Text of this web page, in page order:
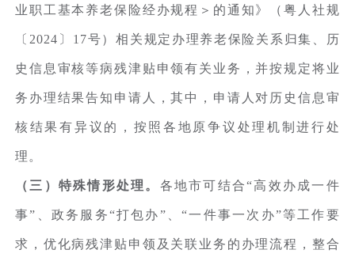
业职工基本养老保险经办规程＞的通知》（粤人社规
〔2024〕17号）相关规定办理养老保险关系归集、历
史信息审核等病残津贴申领有关业务，并按规定将业
务办理结果告知申请人，其中，申请人对历史信息审
核结果有异议的，按照各地原争议处理机制进行处
理。
（三）特殊情形处理。 各地市可结合“高效办成一件
事”、政务服务“打包办”、“一件事一次办”等工作要
求，优化病残津贴申领及关联业务的办理流程，整合